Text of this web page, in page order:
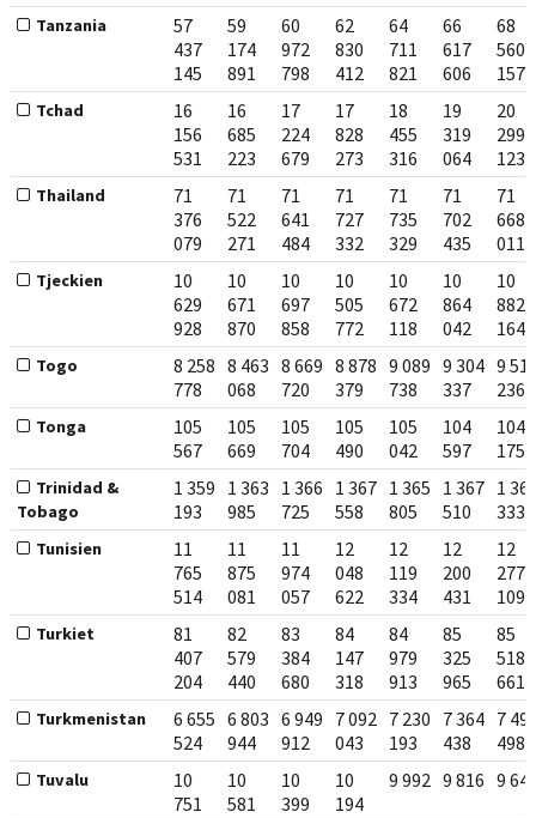
Tanzania
57
437
145
59
174
891
60
972
798
62
830
412
64
711
821
66
617
606
68
560
157
Tchad
16
156
531
16
685
223
17
224
679
17
828
273
18
455
316
19
319
064
20
299
123
Thailand
71
376
079
71
522
271
71
641
484
71
727
332
71
735
329
71
702
435
71
668
011
Tjeckien
10
629
928
10
671
870
10
697
858
10
505
772
10
672
118
10
864
042
10
882
164
Togo
8 258
778
8 463
068
8 669
720
8 878
379
9 089
738
9 304
337
9
236
Tonga
105
567
105
669
105
704
105
490
105
042
104
597
104
175
Trinidad &
Tobago
1 359
193
1 363
985
1 366
725
1 367
558
1 365
805
1 367
510
1
333
Tunisien
11
765
514
11
875
081
11
974
057
12
048
622
12
119
334
12
200
431
12
277
109
Turkiet
81
407
204
82
579
440
83
384
680
84
147
318
84
979
913
85
325
965
85
518
661
Turkmenistan
6 655
524
6 803
944
6 949
912
7 092
043
7 230
193
7 364
438
7
498
Tuvalu
10
751
10
581
10
399
10
194
9 992 9 816 9